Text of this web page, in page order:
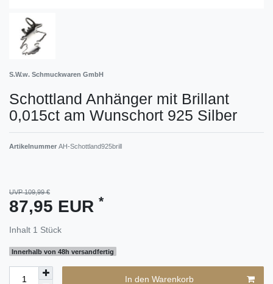
S.W.w. Schmuckwaren GmbH
Schottland Anhänger mit Brillant
0,015ct am Wunschort 925 Silber
Artikelnummer AH-Schottland925brill
UVP 109,99 €
87,95 EUR *
Inhalt 1 Stück
Innerhalb von 48h versandfertig
In den Warenkorb